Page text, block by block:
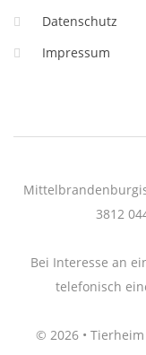
Datenschutz
Impressum
3812
Bei Interesse an
telefonisch
© 2026 •